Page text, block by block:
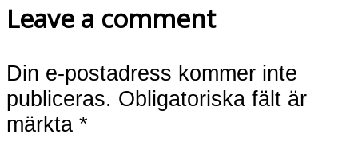
Leave a comment
Din e-postadress kommer inte
publiceras. Obligatoriska fält är
märkta *